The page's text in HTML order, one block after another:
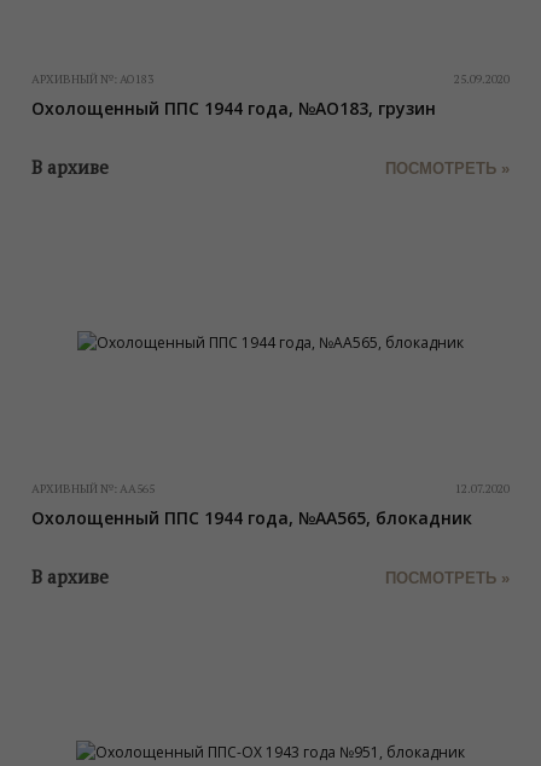
АРХИВНЫЙ №: АО183 25.09.2020
Охолощенный ППС 1944 года, №АО183, грузин
В архиве ПОСМОТРЕТЬ »
АРХИВНЫЙ №: АА565 12.07.2020
Охолощенный ППС 1944 года, №АА565, блокадник
В архиве ПОСМОТРЕТЬ »